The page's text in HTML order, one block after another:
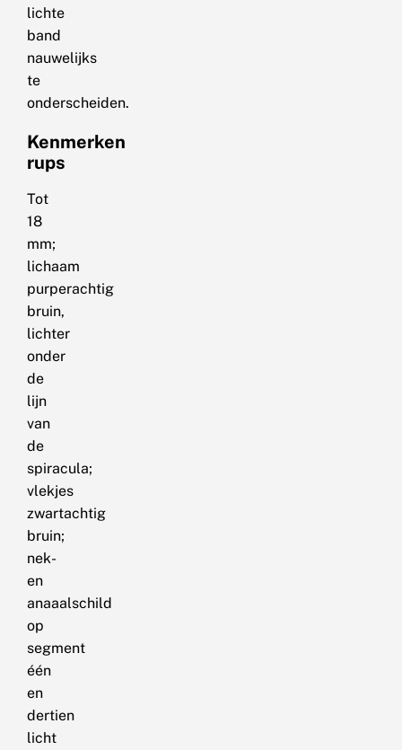
lichte
band
nauwelijks
te
onderscheiden.
Kenmerken
rups
Tot
18
mm;
lichaam
purperachtig
bruin,
lichter
onder
de
lijn
van
de
spiracula;
vlekjes
zwartachtig
bruin;
nek-
en
anaaalschild
op
segment
één
en
dertien
licht